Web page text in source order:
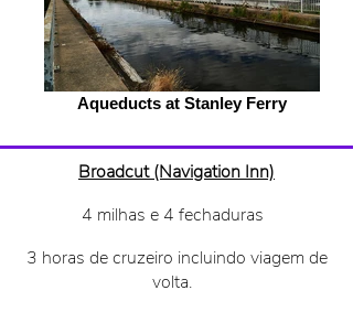
Aqueducts at Stanley Ferry
Broadcut (Navigation Inn)
4 milhas e 4 fechaduras
3 horas de cruzeiro incluindo viagem de
volta.